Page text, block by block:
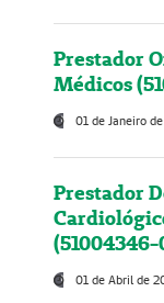
Prestador
Médicos
01 de Janeiro
Prestador
(51004346-
01 de Abril de